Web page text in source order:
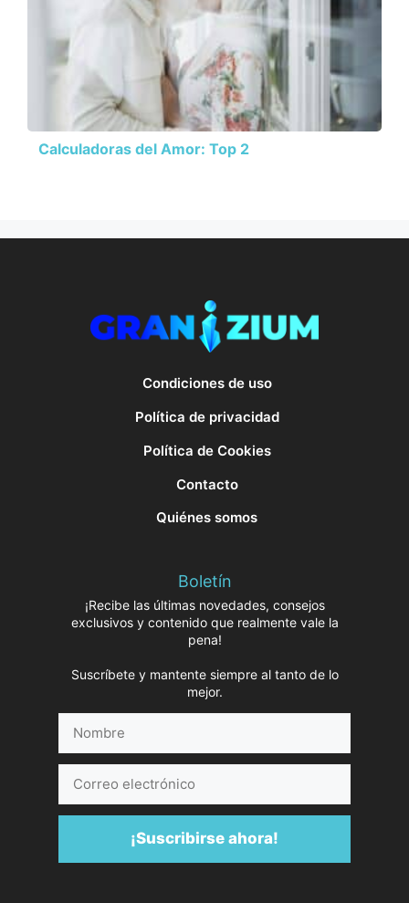
Calculadoras del Amor: Top 2
Condiciones de uso
Política de privacidad
Política de Cookies
Contacto
Quiénes somos
Boletín
¡Recibe las últimas novedades, consejos
exclusivos y contenido que realmente vale la
pena!
Suscríbete y mantente siempre al tanto de lo
mejor.
electrónico
¡Suscribirse ahora!